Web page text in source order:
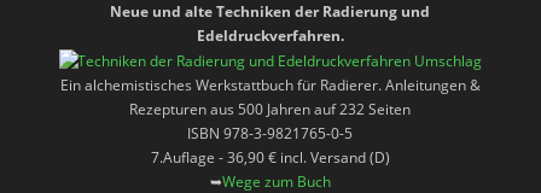
Neue und alte Techniken der Radierung und
Edeldruckverfahren.
Ein alchemistisches Werkstattbuch für Radierer. Anleitungen &
Rezepturen aus 500 Jahren auf 232 Seiten
ISBN 978-3-9821765-0-5
7.Auflage - 36,90 € incl. Versand (D)
➥Wege zum Buch